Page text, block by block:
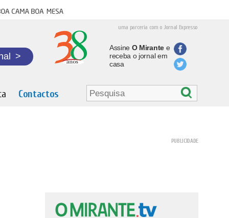
cama boa mesa
uma parceria com o Jornal Expresso
>
Assine O Mirantee
receba o jornal em
casa
Contactos